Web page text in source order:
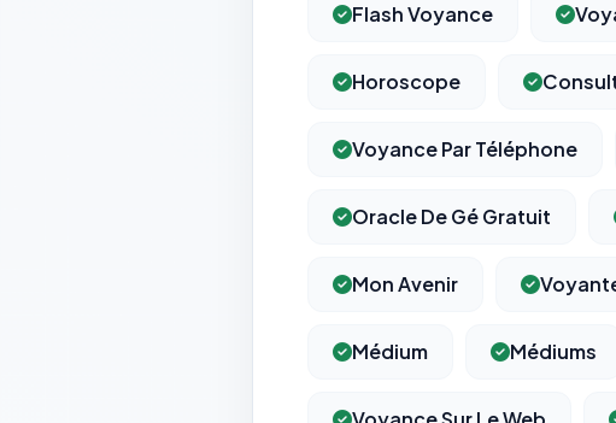
Flash Voyance
Horoscope
Voyance Par Téléphone
Oracle De Gé Gratuit
Mon Avenir
Médium Médiums